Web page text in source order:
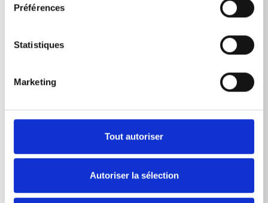
Préférences
Statistiques
Marketing
Tout autoriser
Autoriser la sélection
5,25kg
Débit d’eau max.